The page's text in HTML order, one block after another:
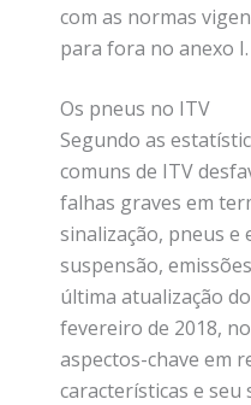
com as normas
para fora no anexo I.
Os pneus no ITV
Segundo as
comuns de ITV
falhas graves em
sinalização, pneus e
suspensão,
última atualização
fevereiro de 2018,
aspectos-chave em
características e seu